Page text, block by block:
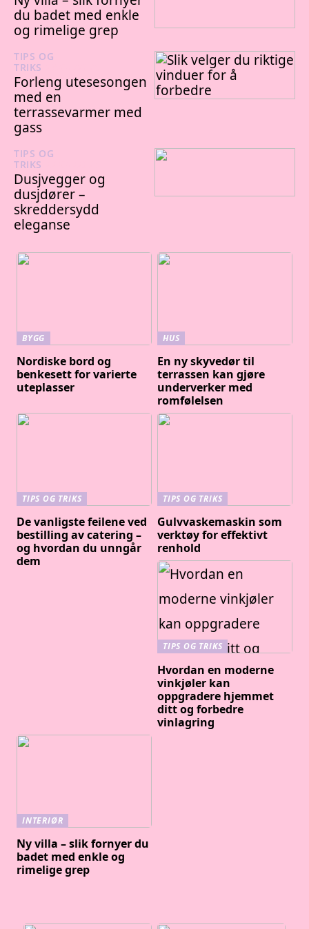
du badet med enkle
og rimelige grep
TIPS OG
TRIKS
Forleng utesesongen
med en
terrassevarmer med
gass
TIPS OG
TRIKS
Dusjvegger og
dusjdører –
skreddersydd
eleganse
BYGG
Nordiske bord og
benkesett for varierte
uteplasser
HUS
En ny skyvedør til
terrassen kan gjøre
underverker med
romfølelsen
TIPS OG TRIKS
De vanligste feilene ved
bestilling av catering –
og hvordan du unngår
dem
TIPS OG TRIKS
Gulvvaskemaskin som
verktøy for effektivt
renhold
TIPS OG TRIKS
Hvordan en moderne
vinkjøler kan
oppgradere hjemmet
ditt og forbedre
vinlagring
INTERIØR
Ny villa – slik fornyer du
badet med enkle og
rimelige grep